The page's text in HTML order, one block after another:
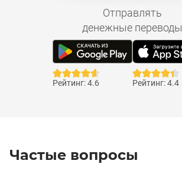
Отправлять
денежные переводы
Рейтинг: 4.6 Рейтинг: 4.4
Частые вопросы